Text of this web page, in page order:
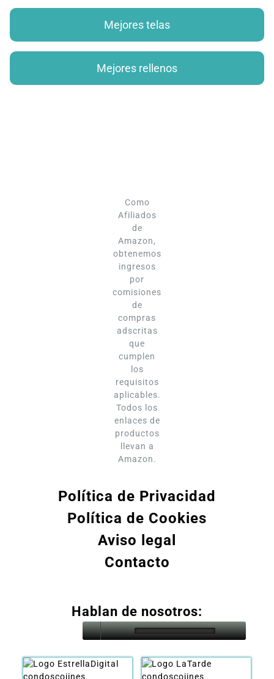
Mejores telas
Mejores rellenos
Como
Afiliados
de
Amazon,
obtenemos
ingresos
por
comisiones
de
compras
adscritas
que
cumplen
los
requisitos
aplicables.
Todos los
enlaces de
productos
llevan a
Amazon.
Política de Privacidad
Política de Cookies
Aviso legal
Contacto
Hablan de nosotros: